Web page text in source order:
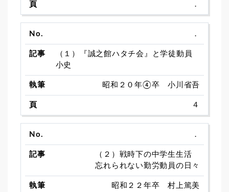
．
．
（１）『誠之館ハタチ会』と学徒動員
小史
昭和２０年④卒 小川省吾
４
．
（２）戦時下の中学生生活
忘れられない勤労動員の日々
昭和２２年卒 村上篤美